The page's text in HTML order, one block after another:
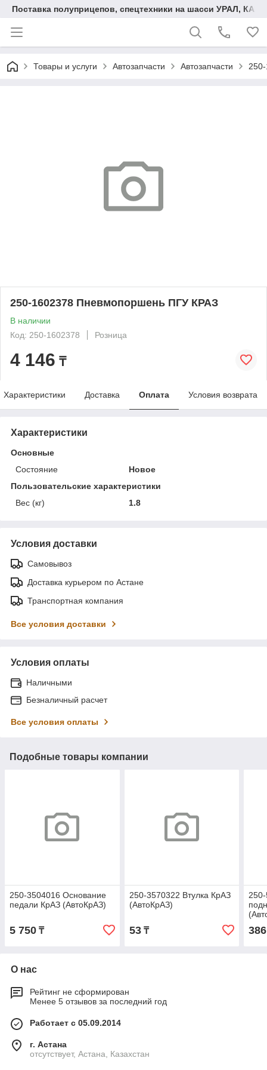
Поставка полуприцепов, спецтехники на шасси УРАЛ,
Товары и услуги Автозапчасти Автозапчасти
250-1602378 Пневмопоршень ПГУ КРАЗ
В наличии
Код: 250-1602378
Розница
4 146 ₸
Характеристики Доставка Оплата Условия возврата
Характеристики
Основные
Состояние
Новое
Пользовательские характеристики
Вес (кг)
1.8
Условия доставки
Самовывоз
Доставка курьером по Астане
Транспортная компания
Все условия доставки
Условия оплаты
Наличными
Безналичный расчет
Все условия оплаты
Подобные товары компании
250-3504016 Основание
педали КрАЗ (АвтоКрАЗ)
5 750 ₸
250-3570322 Втулка КрАЗ
(АвтоКрАЗ)
53₸ 386
О нас
Рейтинг не сформирован
Менее 5 отзывов за последний год
Работает с 05.09.2014
г. Астана
отсутствует, Астана, Казахстан